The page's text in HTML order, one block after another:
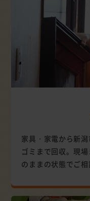
家具・家電から新
ゴミまで回収。現
のままの状態でご相